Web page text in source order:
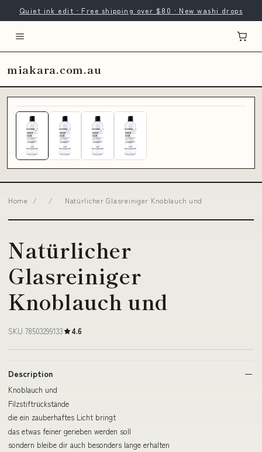
Quiet ink edit · Free shipping over $80 · New washi drops
miakara.com.au
Home / / Natürlicher Glasreiniger Knoblauch und
Natürlicher
Glasreiniger
Knoblauch und
SKU 78503299133 4.6
Description
Knoblauch und
Filzstiftrückstände
die ein zauberhaftes Licht bringt
das etwas feiner gerieben werden soll
sondern bleibe dir auch besonders lange erhalten